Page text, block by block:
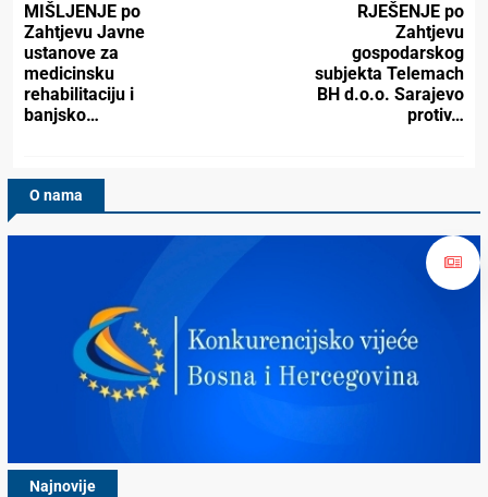
MIŠLJENJE po
Zahtjevu Javne
ustanove za
medicinsku
rehabilitaciju i
banjsko…
RJEŠENJE po
Zahtjevu
gospodarskog
subjekta Telemach
BH d.o.o. Sarajevo
protiv…
O nama
Najnovije